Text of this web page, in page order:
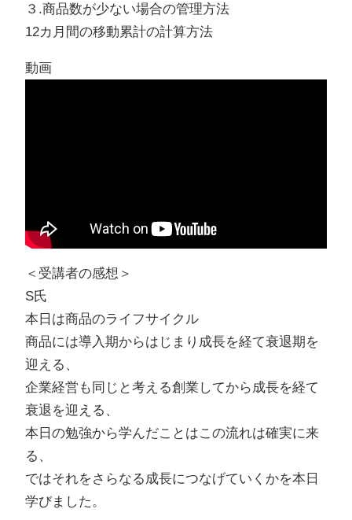
３.商品数が少ない場合の管理方法
12カ月間の移動累計の計算方法
動画
＜受講者の感想＞
S氏
本日は商品のライフサイクル
商品には導入期からはじまり成長を経て衰退期を
迎える、
企業経営も同じと考える創業してから成長を経て
衰退を迎える、
本日の勉強から学んだことはこの流れは確実に来
る、
ではそれをさらなる成長につなげていくかを本日
学びました。